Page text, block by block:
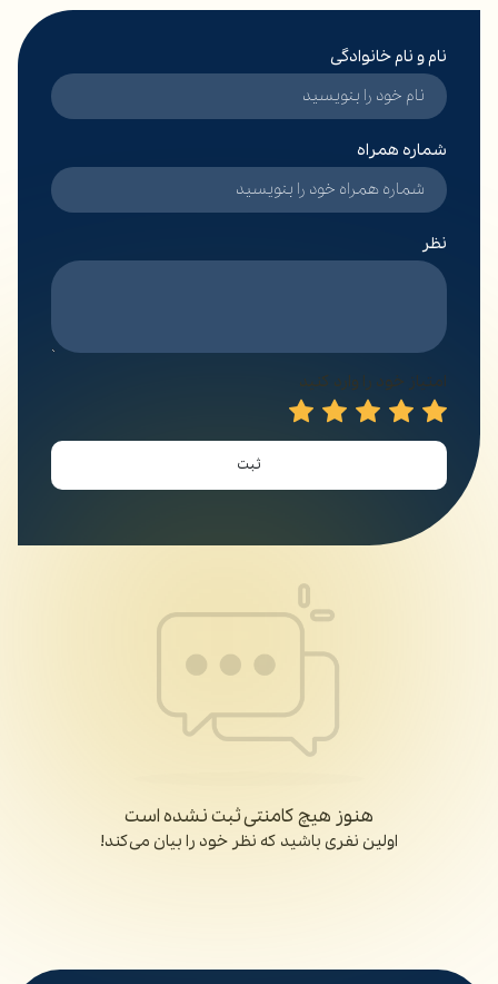
نام و نام خانوادگی
شماره همراه
نظر
امتیاز خود را وارد کنید
ثبت
هنوز هیچ کامنتی ثبت نشده است
اولین نفری باشید که نظر خود را بیان می‌کند!